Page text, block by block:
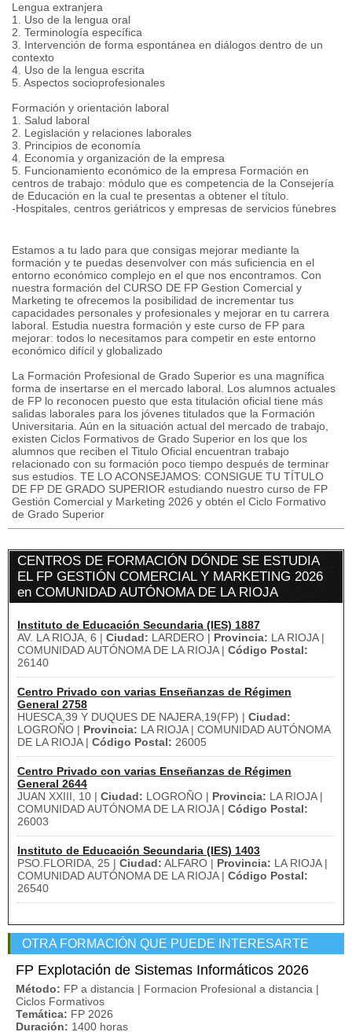
Lengua extranjera
1. Uso de la lengua oral
2. Terminología específica
3. Intervención de forma espontánea en diálogos dentro de un
contexto
4. Uso de la lengua escrita
5. Aspectos socioprofesionales
Formación y orientación laboral
1. Salud laboral
2. Legislación y relaciones laborales
3. Principios de economía
4. Economía y organización de la empresa
5. Funcionamiento económico de la empresa Formación en
centros de trabajo: módulo que es competencia de la Consejería
de Educación en la cual te presentas a obtener el título.
-Hospitales, centros geriátricos y empresas de servicios fúnebres
Estamos a tu lado para que consigas mejorar mediante la
formación y te puedas desenvolver con más suficiencia en el
entorno económico complejo en el que nos encontramos. Con
nuestra formación del CURSO DE FP Gestion Comercial y
Marketing te ofrecemos la posibilidad de incrementar tus
capacidades personales y profesionales y mejorar en tu carrera
laboral. Estudia nuestra formación y este curso de FP para
mejorar: todos lo necesitamos para competir en este entorno
económico difícil y globalizado
La Formación Profesional de Grado Superior es una magnífica
forma de insertarse en el mercado laboral. Los alumnos actuales
de FP lo reconocen puesto que esta titulación oficial tiene más
salidas laborales para los jóvenes titulados que la Formación
Universitaria. Aún en la situación actual del mercado de trabajo,
existen Ciclos Formativos de Grado Superior en los que los
alumnos que reciben el Titulo Oficial encuentran trabajo
relacionado con su formación poco tiempo después de terminar
sus estudios. TE LO ACONSEJAMOS: CONSIGUE TU TÍTULO
DE FP DE GRADO SUPERIOR estudiando nuestro curso de FP
Gestión Comercial y Marketing 2026 y obtén el Ciclo Formativo
de Grado Superior
CENTROS DE FORMACIÓN DÓNDE SE ESTUDIA
EL FP GESTIÓN COMERCIAL Y MARKETING 2026
en COMUNIDAD AUTÓNOMA DE LA RIOJA
Instituto de Educación Secundaria (IES) 1887
AV. LA RIOJA, 6 | Ciudad: LARDERO | Provincia: LA RIOJA |
COMUNIDAD AUTÓNOMA DE LA RIOJA | Código Postal:
26140
Centro Privado con varias Enseñanzas de Régimen
General 2758
HUESCA,39 Y DUQUES DE NAJERA,19(FP) | Ciudad:
LOGROÑO | Provincia: LA RIOJA | COMUNIDAD AUTÓNOMA
DE LA RIOJA | Código Postal: 26005
Centro Privado con varias Enseñanzas de Régimen
General 2644
JUAN XXIII, 10 | Ciudad: LOGROÑO | Provincia: LA RIOJA |
COMUNIDAD AUTÓNOMA DE LA RIOJA | Código Postal:
26003
Instituto de Educación Secundaria (IES) 1403
PSO.FLORIDA, 25 | Ciudad: ALFARO | Provincia: LA RIOJA |
COMUNIDAD AUTÓNOMA DE LA RIOJA | Código Postal:
26540
OTRA FORMACIÓN QUE PUEDE INTERESARTE
FP Explotación de Sistemas Informáticos 2026
Método: FP a distancia | Formacion Profesional a distancia |
Ciclos Formativos
Temática: FP 2026
Duración: 1400 horas